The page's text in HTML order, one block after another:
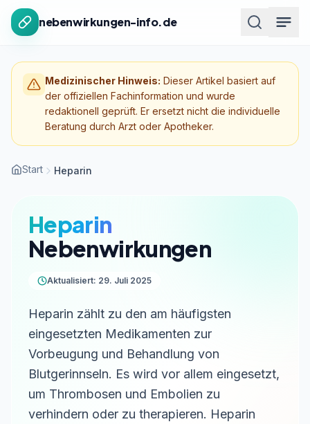
Zum Inhalt springen
nebenwirkungen-info.de
Medizinischer Hinweis: Dieser Artikel basiert auf
der offiziellen Fachinformation und wurde
redaktionell geprüft. Er ersetzt nicht die individuelle
Beratung durch Arzt oder Apotheker.
Start Heparin
Heparin
Nebenwirkungen
Aktualisiert: 29. Juli 2025
Heparin zählt zu den am häufigsten
eingesetzten Medikamenten zur
Vorbeugung und Behandlung von
Blutgerinnseln. Es wird vor allem eingesetzt,
um Thrombosen und Embolien zu
verhindern oder zu therapieren. Heparin